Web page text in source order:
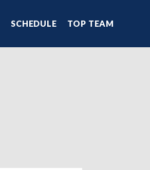
SCHEDULE TOP TEAM